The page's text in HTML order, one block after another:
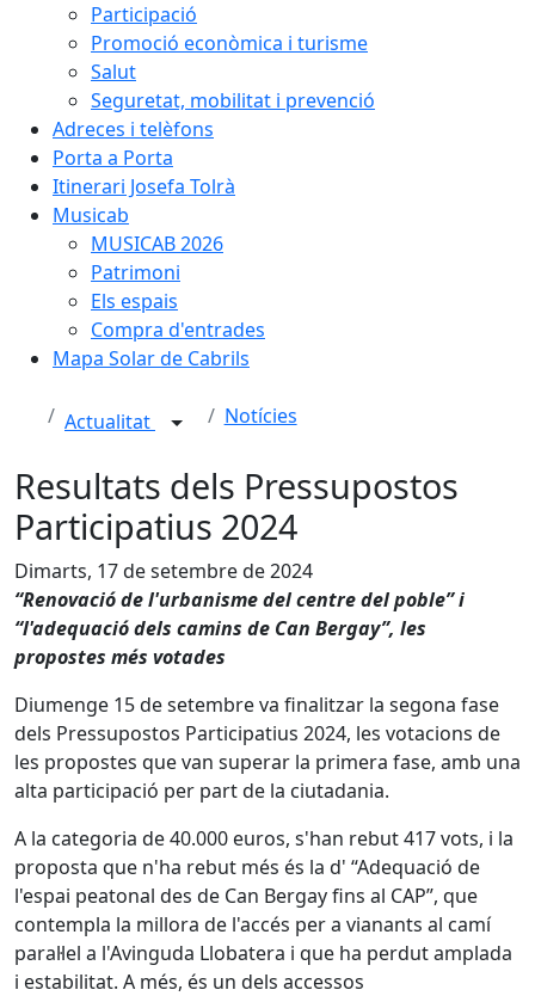
Participació
Promoció econòmica i turisme
Salut
Seguretat, mobilitat i prevenció
Adreces i telèfons
Porta a Porta
Itinerari Josefa Tolrà
Musicab
MUSICAB 2026
Patrimoni
Els espais
Compra d'entrades
Mapa Solar de Cabrils
Actualitat Notícies
Resultats dels Pressupostos
Participatius 2024
Dimarts, 17 de setembre de 2024
“Renovació de l'urbanisme del centre del poble” i
“l'adequació dels camins de Can Bergay”, les
propostes més votades
Diumenge 15 de setembre va finalitzar la segona fase
dels Pressupostos Participatius 2024, les votacions de
les propostes que van superar la primera fase, amb una
alta participació per part de la ciutadania.
A la categoria de 40.000 euros, s'han rebut 417 vots, i la
proposta que n'ha rebut més és la d' “Adequació de
l'espai peatonal des de Can Bergay fins al CAP”, que
contempla la millora de l'accés per a vianants al camí
paral·lel a l'Avinguda Llobatera i que ha perdut amplada
i estabilitat. A més, és un dels accessos